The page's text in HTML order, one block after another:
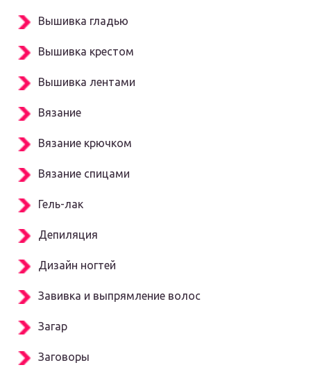
Вышивка гладью
Вышивка крестом
Вышивка лентами
Вязание
Вязание крючком
Вязание спицами
Гель-лак
Депиляция
Дизайн ногтей
Завивка и выпрямление волос
Загар
Заговоры